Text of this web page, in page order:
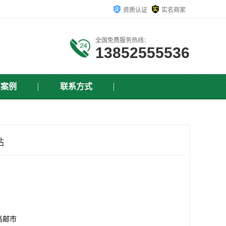
资质认证 实名商家
全国免费服务热线：
13852555536
例 联系方式
邮市